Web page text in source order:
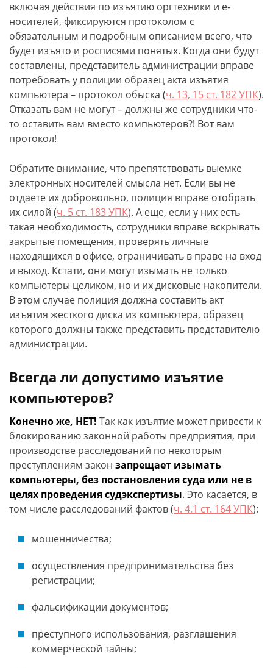
включая действия по изъятию оргтехники и e-
носителей, фиксируются протоколом с
обязательным и подробным описанием всего, что
будет изъято и росписями понятых. Когда они будут
составлены, представитель администрации вправе
потребовать у полиции образец акта изъятия
компьютера – протокол обыска (ч. 13, 15 ст. 182 УПК).
Отказать вам не могут – должны же сотрудники что-
то оставить вам вместо компьютеров?! Вот вам
протокол!
Обратите внимание, что препятствовать выемке
электронных носителей смысла нет. Если вы не
отдаете их добровольно, полиция вправе отобрать
их силой (ч. 5 ст. 183 УПК). А еще, если у них есть
такая необходимость, сотрудники вправе вскрывать
закрытые помещения, проверять личные
находящихся в офисе, ограничивать в праве на вход
и выход. Кстати, они могут изымать не только
компьютеры целиком, но и их дисковые накопители.
В этом случае полиция должна составить акт
изъятия жесткого диска из компьютера, образец
которого должны также представить представителю
администрации.
Всегда ли допустимо изъятие
компьютеров?
Конечно же, НЕТ! Так как изъятие может привести к
блокированию законной работы предприятия, при
производстве расследований по некоторым
преступлениям закон запрещает изымать
компьютеры, без постановления суда или не в
целях проведения судэкспертизы. Это касается, в
том числе расследований фактов (ч. 4.1 ст. 164 УПК):
мошенничества;
осуществления предпринимательства без
регистрации;
фальсификации документов;
преступного использования, разглашения
коммерческой тайны;